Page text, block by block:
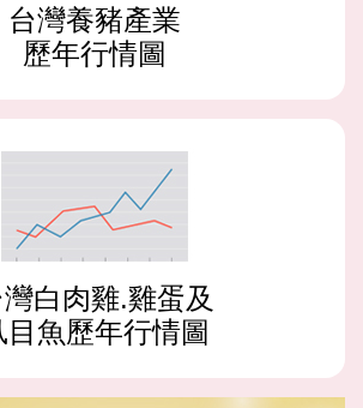
台灣養豬產業
歷年行情圖
灣白肉雞.雞蛋及
目魚歷年行情圖